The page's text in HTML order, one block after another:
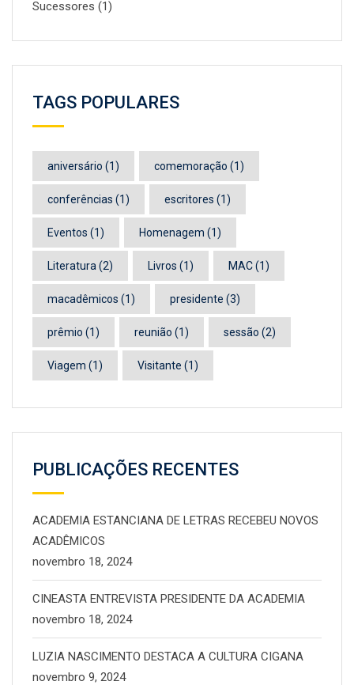
Sucessores (1)
TAGS POPULARES
aniversário (1) comemoração (1)
conferências (1) escritores (1)
Eventos (1) Homenagem (1)
Literatura (2) Livros (1) MAC(1)
macadêmicos (1) presidente (3)
prêmio (1) reunião (1) sessão (2)
Viagem (1) Visitante (1)
PUBLICAÇÕES RECENTES
ACADEMIA ESTANCIANA DE LETRAS RECEBEU NOVOS
ACADÊMICOS
novembro 18, 2024
CINEASTA ENTREVISTA PRESIDENTE DA ACADEMIA
novembro 18, 2024
LUZIA NASCIMENTO DESTACA A CULTURA CIGANA
novembro 9, 2024